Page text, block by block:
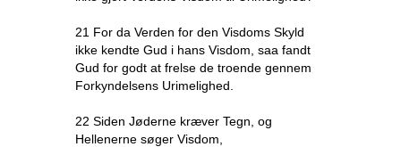
21 For da Verden for den Visdoms Skyld
ikke kendte Gud i hans Visdom, saa fandt
Gud for godt at frelse de troende gennem
Forkyndelsens Urimelighed.
22 Siden Jøderne kræver Tegn, og
Hellenerne søger Visdom,